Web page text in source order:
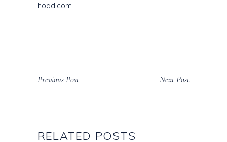
hoad.com
Previous Post Next Post
RELATED POSTS